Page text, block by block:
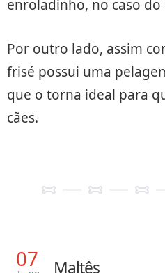
enroladinho, no caso do
Por outro lado, assim
frisé possui uma
que o torna ideal para
cães.
07 Maltês